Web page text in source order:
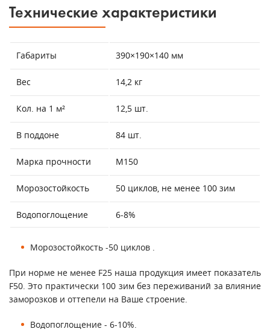
Технические характеристики
Габариты 390×190×140 мм
Вес 14,2 кг
Кол. на 1 м² 12,5 шт.
В поддоне 84 шт.
Марка прочности М150
Морозостойкость 50 циклов, не менее 100 зим
Водопоглощение 6-8%
Морозостойкость -50 циклов .
При норме не менее F25 наша продукция имеет показатель
F50. Это практически 100 зим без переживаний за влияние
заморозков и оттепели на Ваше строение.
Водопоглощение - 6-10%.